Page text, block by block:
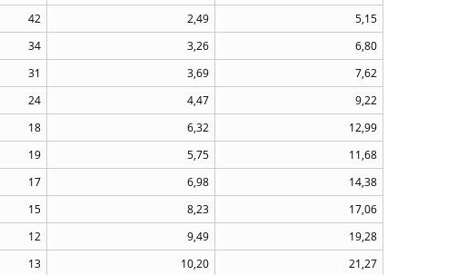
42 2,49
5,15
34 3,26
6,80
31 3,69
7,62
24 4,47
9,22
18 6,32
12,99
19 5,75
11,68
17 6,98
14,38
15 8,23
17,06
12 9,49
19,28
13 10,20
21,27